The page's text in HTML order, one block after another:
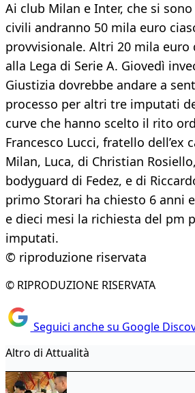
Ai club Milan e Inter, che si
civili andranno 50 mila euro
provvisionale. Altri 20 mila euro
alla Lega di Serie A. Giovedì
Giustizia dovrebbe andare a
processo per altri tre imputati
curve che hanno scelto il rito
Francesco Lucci, fratello dell’ex
Milan, Luca, di Christian
bodyguard di Fedez, e di
primo Storari ha chiesto 6 anni
e dieci mesi la richiesta del pm
imputati.
© riproduzione riservata
© RIPRODUZIONE RISERVATA
Seguici anche su Google
Altro di Attualità